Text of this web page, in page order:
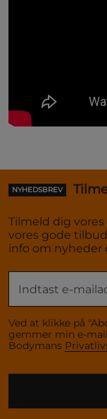
NYHEDSBREV
Tilmeld dig
vores gode
info om nyheder
Ved at klikke på
gemmer min e-
Bodymans